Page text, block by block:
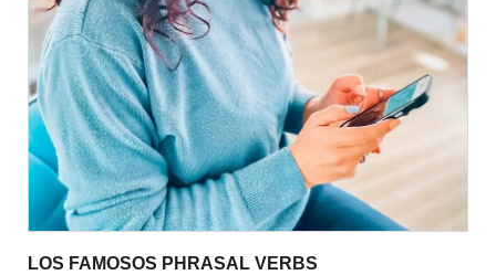
LOS FAMOSOS PHRASAL VERBS